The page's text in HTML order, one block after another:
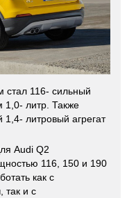
стал 116- сильный
1,0- литр. Также
литровый агрегат
Audi Q2
116, 150 и 190
как с
так и с